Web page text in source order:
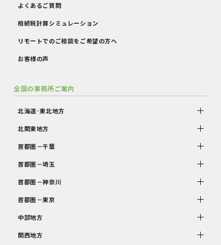
よくあるご質問
相続税計算シミュレーション
リモートでのご相談をご希望の方へ
お客様の声
全国の事務所ご案内
北海道･東北地方
北関東地方
首都圏－千葉
首都圏－埼玉
首都圏－神奈川
首都圏－東京
中部地方
関西地方